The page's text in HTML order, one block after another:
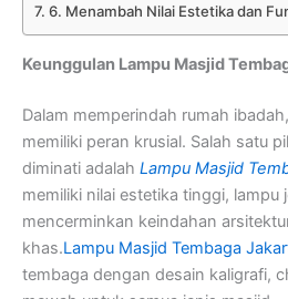
6. Menambah Nilai Estetika dan
Keunggulan Lampu Masjid
Dalam memperindah rumah
memiliki peran krusial. Salah satu
diminati adalah Lampu Masjid
memiliki nilai estetika tinggi, lampu
mencerminkan keindahan
khas.Lampu Masjid Tembaga
tembaga dengan desain kaligrafi,